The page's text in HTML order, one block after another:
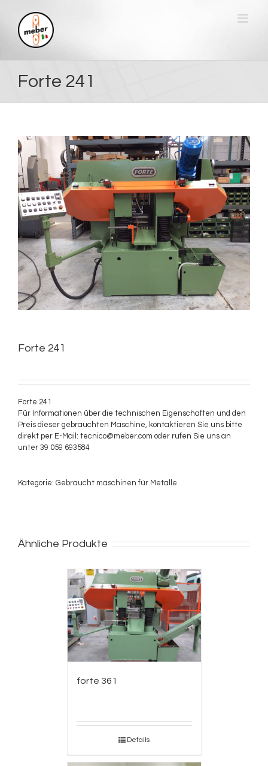
content
Forte 241
Forte 241
Forte 241
Für Informationen über die technischen Eigenschaften und den
Preis dieser gebrauchten Maschine, kontaktieren Sie uns bitte
direkt per E-Mail: tecnico@meber.com oder rufen Sie uns an
unter 39 059 693584
Kategorie: Gebraucht maschinen für Metalle
Ähnliche Produkte
forte 361
Details